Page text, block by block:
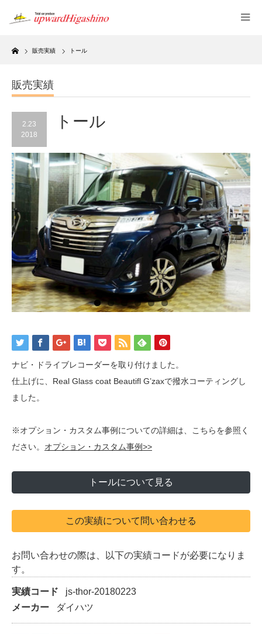
Home
販売実績 トール
販売実績
2.23
2018
トール
ナビ・ドライブレコーダーを取り付けました。
仕上げに、Real Glass coat Beautifl G’zaxで撥水コーティングし
ました。
※オプション・カスタム事例についての詳細は、こちらを参照く
ださい。 オプション・カスタム事例>>
トールについて見る
この実績について問い合わせる
お問い合わせの際は、以下の実績コードが必要になりま
す。
実績コード
js-thor-20180223
メーカー
ダイハツ